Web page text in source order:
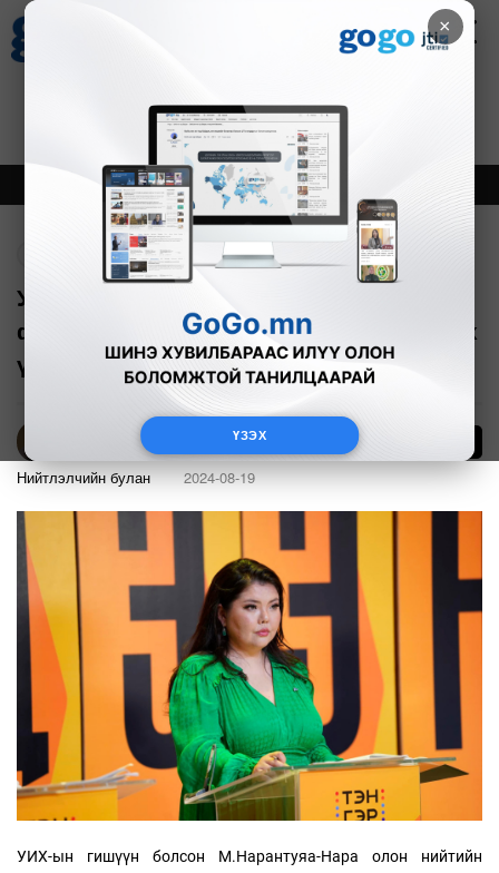
×
ҮЗЭХ
Зурхай
8.08
Онцлох Шинэ
УИХ-ын гишүүн М.Нарантуяагийн
фэйсбүүк сурталчилгаа хуульд нийцэх
үү?
Б.Мягмардорж 2017
Нийтлэлчийн булан 2024-08-19
УИХ-ын гишүүн болсон М.Нарантуяа-Нара олон нийтийн